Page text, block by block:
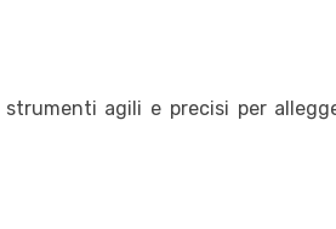
agili e precisi per